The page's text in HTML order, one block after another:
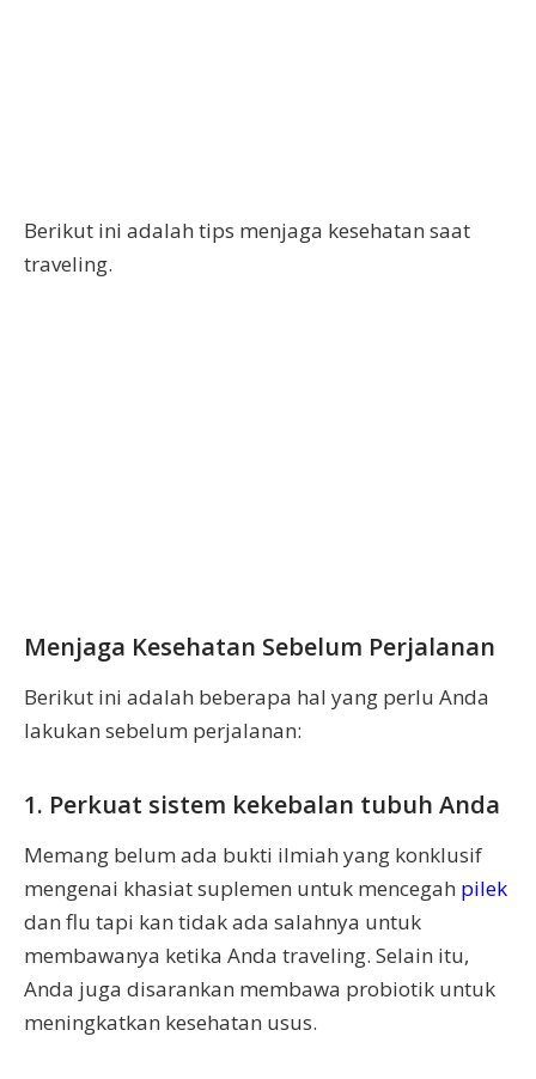
Berikut ini adalah tips menjaga kesehatan saat
traveling.
Menjaga Kesehatan Sebelum Perjalanan
Berikut ini adalah beberapa hal yang perlu Anda
lakukan sebelum perjalanan:
1. Perkuat sistem kekebalan tubuh Anda
Memang belum ada bukti ilmiah yang konklusif
mengenai khasiat suplemen untuk mencegah pilek
dan flu tapi kan tidak ada salahnya untuk
membawanya ketika Anda traveling. Selain itu,
Anda juga disarankan membawa probiotik untuk
meningkatkan kesehatan usus.